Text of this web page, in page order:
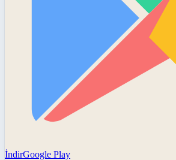
İndirGoogle Play